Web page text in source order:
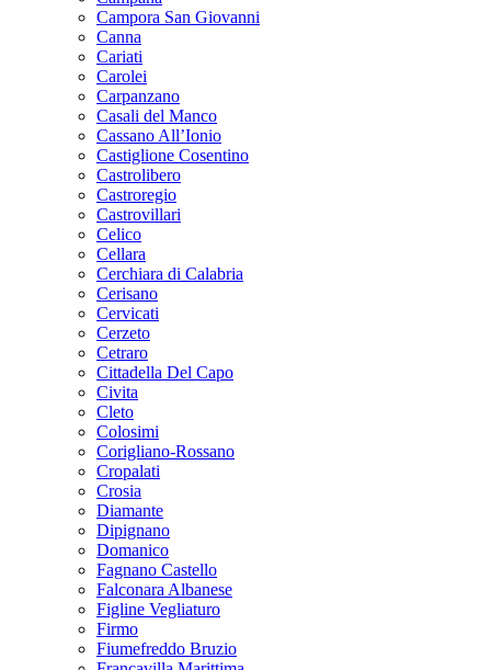
Campora San Giovanni
Canna
Cariati
Carolei
Carpanzano
Casali del Manco
Cassano All’Ionio
Castiglione Cosentino
Castrolibero
Castroregio
Castrovillari
Celico
Cellara
Cerchiara di Calabria
Cerisano
Cervicati
Cerzeto
Cetraro
Cittadella Del Capo
Civita
Cleto
Colosimi
Corigliano-Rossano
Cropalati
Crosia
Diamante
Dipignano
Domanico
Fagnano Castello
Falconara Albanese
Figline Vegliaturo
Firmo
Fiumefreddo Bruzio